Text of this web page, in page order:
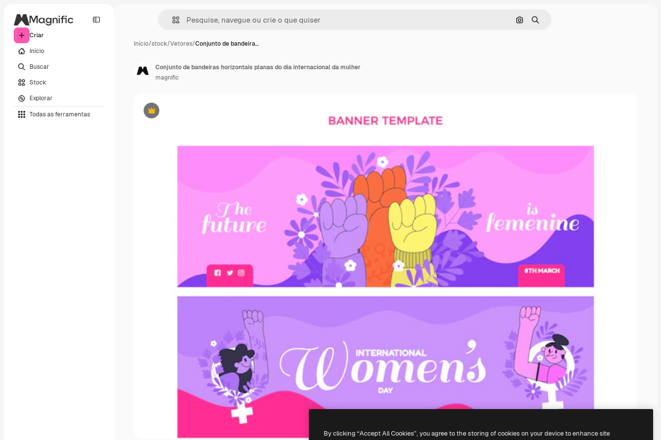
Criar
Início
Buscar
Stock
Explorar
Todas as ferramentas
Pesquisar por imagem
Buscar
Início/stock/Vetores/Conjunto de bandeira…
Premium
Conjunto de bandeiras horizontais planas do dia internacional da mulher
magnific
By clicking “Accept All Cookies”, you agree to the storing of cookies on your device to enhance site